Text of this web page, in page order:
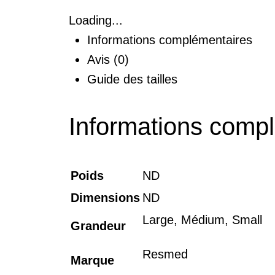
Loading...
Informations complémentaires
Avis (0)
Guide des tailles
Informations
Poids
ND
Dimensions ND
Grandeur Large, Médium, Small
Marque Resmed